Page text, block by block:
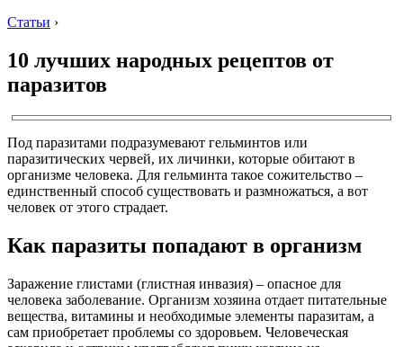
Статьи ›
10 лучших народных рецептов от
паразитов
Под паразитами подразумевают гельминтов или
паразитических червей, их личинки, которые обитают в
организме человека. Для гельминта такое сожительство –
единственный способ существовать и размножаться, а вот
человек от этого страдает.
Как паразиты попадают в организм
Заражение глистами (глистная инвазия) – опасное для
человека заболевание. Организм хозяина отдает питательные
вещества, витамины и необходимые элементы паразитам, а
сам приобретает проблемы со здоровьем. Человеческая